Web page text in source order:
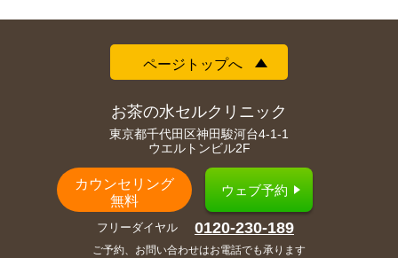
ページトップへ
お茶の水セルクリニック
東京都千代田区神田駿河台4-1-1
ウエルトンビル2F
カウンセリング
無料
ウェブ予約
フリーダイヤル 0120-230-189
ご予約、お問い合わせはお電話でも承ります